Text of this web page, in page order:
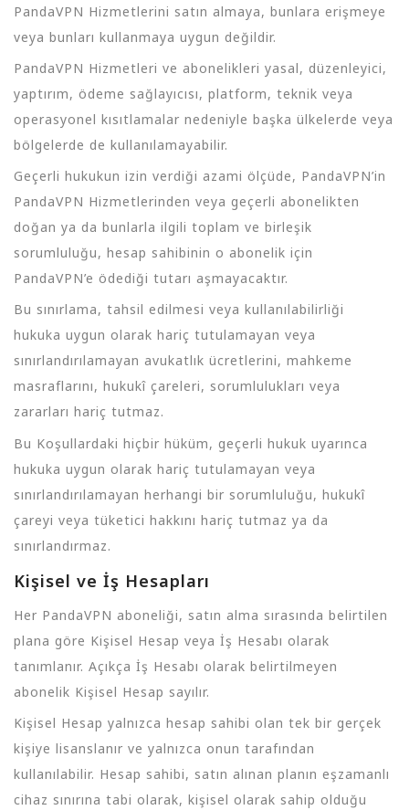
PandaVPN Hizmetlerini satın almaya, bunlara erişmeye
veya bunları kullanmaya uygun değildir.
PandaVPN Hizmetleri ve abonelikleri yasal, düzenleyici,
yaptırım, ödeme sağlayıcısı, platform, teknik veya
operasyonel kısıtlamalar nedeniyle başka ülkelerde veya
bölgelerde de kullanılamayabilir.
Geçerli hukukun izin verdiği azami ölçüde, PandaVPN’in
PandaVPN Hizmetlerinden veya geçerli abonelikten
doğan ya da bunlarla ilgili toplam ve birleşik
sorumluluğu, hesap sahibinin o abonelik için
PandaVPN’e ödediği tutarı aşmayacaktır.
Bu sınırlama, tahsil edilmesi veya kullanılabilirliği
hukuka uygun olarak hariç tutulamayan veya
sınırlandırılamayan avukatlık ücretlerini, mahkeme
masraflarını, hukukî çareleri, sorumlulukları veya
zararları hariç tutmaz.
Bu Koşullardaki hiçbir hüküm, geçerli hukuk uyarınca
hukuka uygun olarak hariç tutulamayan veya
sınırlandırılamayan herhangi bir sorumluluğu, hukukî
çareyi veya tüketici hakkını hariç tutmaz ya da
sınırlandırmaz.
Kişisel ve İş Hesapları
Her PandaVPN aboneliği, satın alma sırasında belirtilen
plana göre Kişisel Hesap veya İş Hesabı olarak
tanımlanır. Açıkça İş Hesabı olarak belirtilmeyen
abonelik Kişisel Hesap sayılır.
Kişisel Hesap yalnızca hesap sahibi olan tek bir gerçek
kişiye lisanslanır ve yalnızca onun tarafından
kullanılabilir. Hesap sahibi, satın alınan planın eşzamanlı
cihaz sınırına tabi olarak, kişisel olarak sahip olduğu